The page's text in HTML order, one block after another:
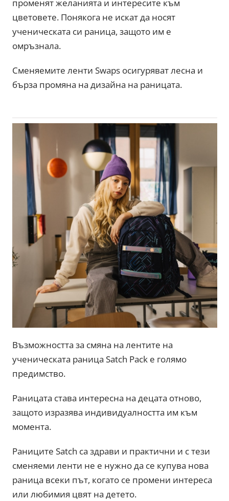
променят желанията и интересите към
цветовете. Понякога не искат да носят
ученическата си раница, защото им е
омръзнала.
Сменяемите ленти Swaps осигуряват лесна и
бърза промяна на дизайна на раницата.
Възможността за смяна на лентите на
ученическата раница Satch Pack е голямо
предимство.
Раницата става интересна на децата отново,
защото изразява индивидуалността им към
момента.
Раниците Satch са здрави и практични и с тези
сменяеми ленти не е нужно да се купува нова
раница всеки път, когато се промени интереса
или любимия цвят на детето.